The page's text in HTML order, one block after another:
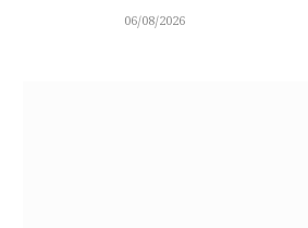
06/08/2026